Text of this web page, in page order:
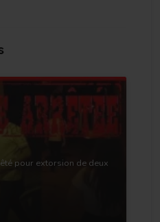
pour extorsion de deux